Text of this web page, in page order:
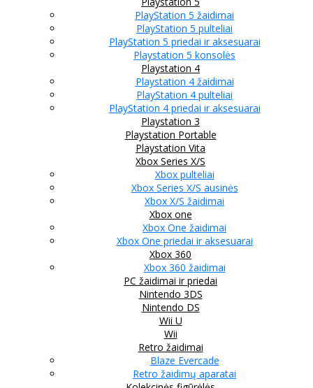
PlayStation 5 žaidimai
PlayStation 5 pulteliai
PlayStation 5 priedai ir aksesuarai
Playstation 5 konsolės
Playstation 4
Playstation 4 žaidimai
PlayStation 4 pulteliai
PlayStation 4 priedai ir aksesuarai
Playstation 3
Playstation Portable
Playstation Vita
Xbox Series X/S
Xbox pulteliai
Xbox Series X/S ausinės
Xbox X/S žaidimai
Xbox one
Xbox One žaidimai
Xbox One priedai ir aksesuarai
Xbox 360
Xbox 360 žaidimai
PC žaidimai ir priedai
Nintendo 3DS
Nintendo DS
Wii U
Wii
Retro žaidimai
Blaze Evercade
Retro žaidimų aparatai